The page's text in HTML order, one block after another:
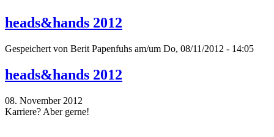
heads&hands 2012
Gespeichert von Berit Papenfuhs am/um Do, 08/11/2012 - 14:05
heads&hands 2012
08. November 2012
Karriere? Aber gerne!